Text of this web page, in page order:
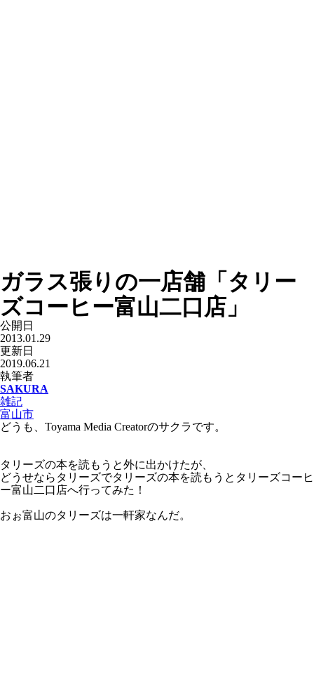
ガラス張りの一店舗「タリー
ズコーヒー富山二口店」
公開日
2013.01.29
更新日
2019.06.21
執筆者
SAKURA
雑記
富山市
どうも、Toyama Media Creatorのサクラです。
タリーズの本を読もうと外に出かけたが、
どうせならタリーズでタリーズの本を読もうとタリーズコーヒ
ー富山二口店へ行ってみた！
おぉ富山のタリーズは一軒家なんだ。